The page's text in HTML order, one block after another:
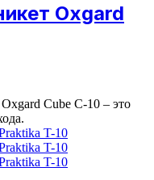
Oxgard
Cube C-10 – это